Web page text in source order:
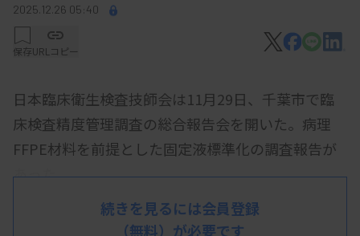
2025.12.26 05:40
保存URLコピー
日本臨床衛生検査技師会は11月29日、千葉市で臨
床検査精度管理調査の総合報告会を開いた。病理
FFPE材料を前提とした固定液標準化の調査報告が
あった。
精度管理調査の参加施設にFFPE材料の固定液につ
続きを見るには会員登録
（無料）が必要です